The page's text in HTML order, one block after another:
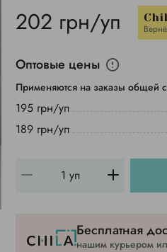
202 грн/уп
Оптовые цены
Применяются на заказы общей
195 грн/уп
189 грн/уп
Бесплатная
нашим курьером